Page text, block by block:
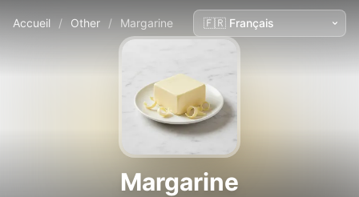
Accueil / Other / Margarine
Margarine